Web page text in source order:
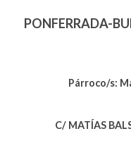
PONFERRADA-
Párroco/s:
C/ MATÍAS